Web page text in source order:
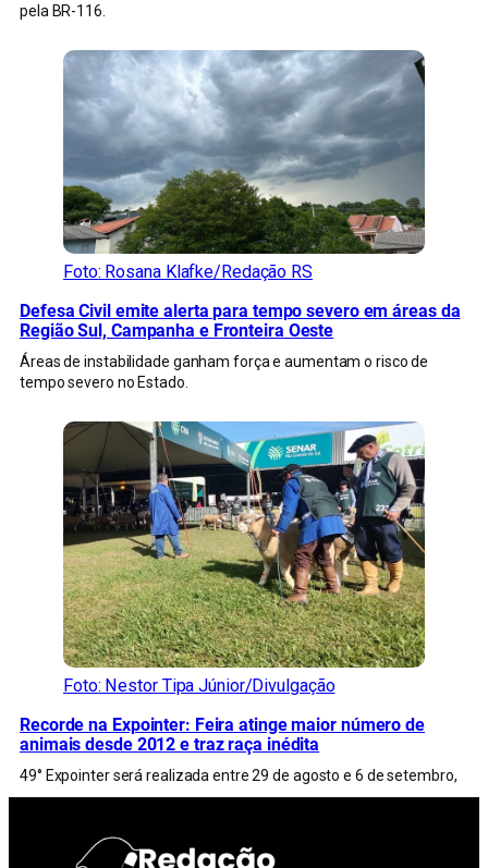
pela BR-116.
Foto: Rosana Klafke/Redação RS
Defesa Civil emite alerta para tempo severo em áreas da
Região Sul, Campanha e Fronteira Oeste
Áreas de instabilidade ganham força e aumentam o risco de
tempo severo no Estado.
Foto: Nestor Tipa Júnior/Divulgação
Recorde na Expointer: Feira atinge maior número de
animais desde 2012 e traz raça inédita
49° Expointer será realizada entre 29 de agosto e 6 de setembro,